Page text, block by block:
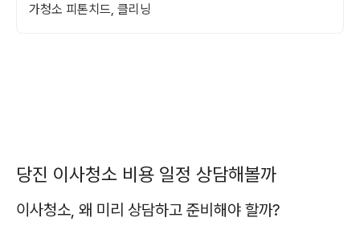
가청소 피톤치드, 클리닝
당진 이사청소 비용 일정 상담해볼까
이사청소, 왜 미리 상담하고 준비해야 할까?